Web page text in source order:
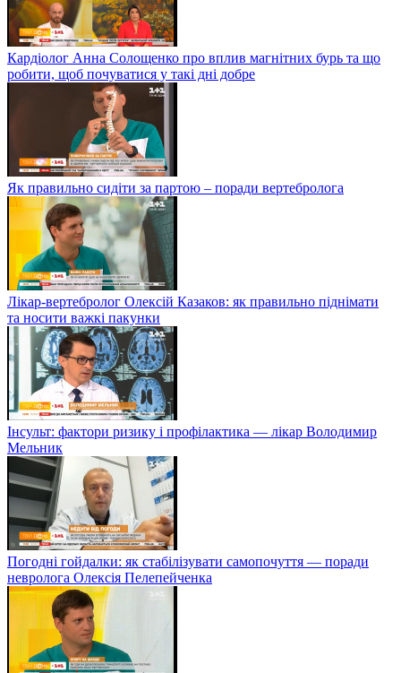
Кардіолог Анна Солощенко про вплив магнітних бурь та що
робити, щоб почуватися у такі дні добре
Як правильно сидіти за партою – поради вертебролога
Лікар-вертебролог Олексій Казаков: як правильно піднімати
та носити важкі пакунки
Інсульт: фактори ризику і профілактика — лікар Володимир
Мельник
Погодні гойдалки: як стабілізувати самопочуття — поради
невролога Олексія Пелепейченка